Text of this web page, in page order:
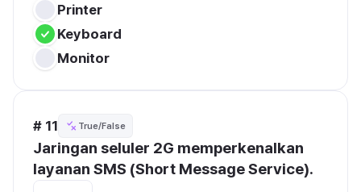
Printer
Keyboard
Monitor
# 11 True/False
Jaringan seluler 2G memperkenalkan
layanan SMS (Short Message Service).